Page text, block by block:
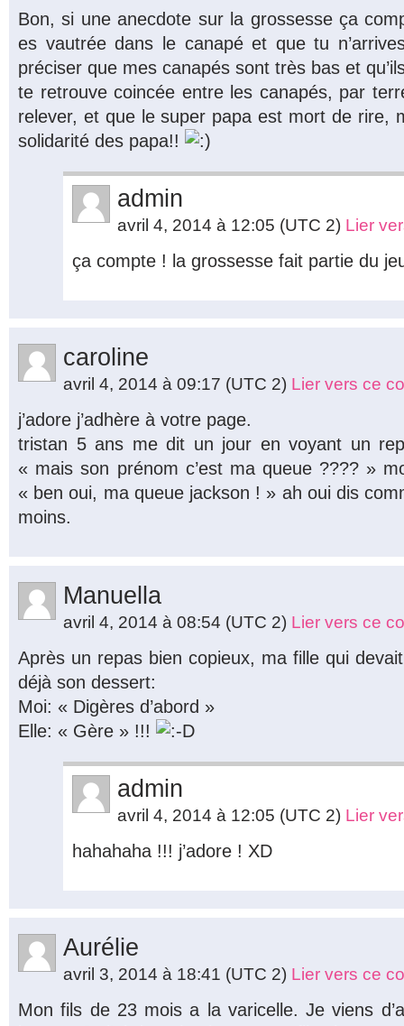
Bon, si une anecdote sur la grossesse ça
es vautrée dans le canapé et que tu
préciser que mes canapés sont très bas et
te retrouve coincée entre les canapés, par
relever, et que le super papa est mort de rire,
solidarité des papa!!
admin
avril 4, 2014 à 12:05 (UTC 2) Lier
ça compte ! la grossesse fait partie du
caroline
avril 4, 2014 à 09:17 (UTC 2) Lier vers ce
j’adore j’adhère à votre page.
tristan 5 ans me dit un jour en voyant un
« mais son prénom c’est ma queue ???? »
« ben oui, ma queue jackson ! » ah oui dis
moins.
Manuella
avril 4, 2014 à 08:54 (UTC 2) Lier vers ce
Après un repas bien copieux, ma fille qui
déjà son dessert:
Moi: « Digères d’abord »
Elle: « Gère » !!!
admin
avril 4, 2014 à 12:05 (UTC 2) Lier
hahahaha !!! j’adore ! XD
Aurélie
avril 3, 2014 à 18:41 (UTC 2) Lier vers ce
Mon fils de 23 mois a la varicelle. Je viens